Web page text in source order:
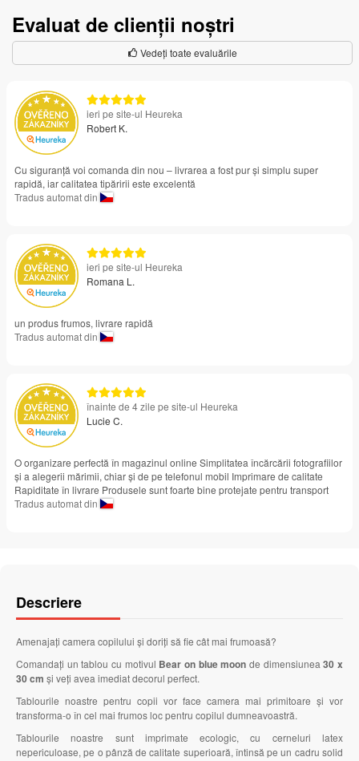
Evaluat de clienții noștri
Vedeți toate evaluările
ieri pe site-ul Heureka
Robert K.
Cu siguranță voi comanda din nou – livrarea a fost pur și simplu super
rapidă, iar calitatea tipăririi este excelentă
Tradus automat din
ieri pe site-ul Heureka
Romana L.
un produs frumos, livrare rapidă
Tradus automat din
înainte de 4 zile pe site-ul Heureka
Lucie C.
O organizare perfectă în magazinul online Simplitatea încărcării fotografiilor
și a alegerii mărimii, chiar și de pe telefonul mobil Imprimare de calitate
Rapiditate în livrare Produsele sunt foarte bine protejate pentru transport
Tradus automat din
Descriere
Amenajați camera copilului și doriți să fie cât mai frumoasă?
Comandați un tablou cu motivul Bear on blue moon de dimensiunea30 x
30 cm și veți avea imediat decorul perfect.
Tablourile noastre pentru copii vor face camera mai primitoare și vor
transforma-o în cel mai frumos loc pentru copilul dumneavoastră.
Tablourile noastre sunt imprimate ecologic, cu cerneluri latex
nepericuloase, pe o pânză de calitate superioară, întinsă pe un cadru solid